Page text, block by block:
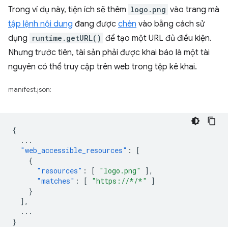
Trong ví dụ này, tiện ích sẽ thêm logo.png vào trang mà
tập lệnh nội dung đang được chèn vào bằng cách sử
dụng runtime.getURL() để tạo một URL đủ điều kiện.
Nhưng trước tiên, tài sản phải được khai báo là một tài
nguyên có thể truy cập trên web trong tệp kê khai.
manifest.json:
{
...
"web_accessible_resources" :
[
{
"resources" : [ "logo.png"
],
"matches" : [ "https://*/*"
]
}
],
...
}